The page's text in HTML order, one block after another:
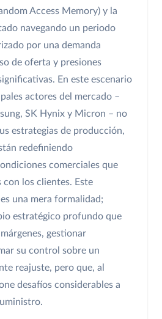
Access Memory) y la
navegando un periodo
por una demanda
de oferta y presiones
En este escenario
actores del mercado –
SK Hynix y Micron – no
estrategias de producción,
redefiniendo
comerciales que
con los clientes. Este
una mera formalidad;
estratégico profundo que
gestionar
su control sobre un
reajuste, pero que, al
desafíos considerables a